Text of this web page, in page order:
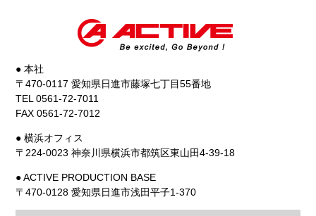
● 本社
〒470-0117 愛知県日進市藤塚七丁目55番地
TEL 0561-72-7011
FAX 0561-72-7012
● 横浜オフィス
〒224-0023 神奈川県横浜市都筑区東山田4-39-18
● ACTIVE PRODUCTION BASE
〒470-0128 愛知県日進市浅田平子1-370